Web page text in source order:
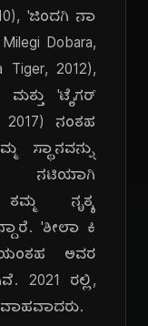
'ಜಿಂದಗಿ ನಾ
Dobara,
2012),
'ಟೈಗರ್
ನಂತಹ
ಸ್ಥಾನವನ್ನು
ನಟಿಯಾಗಿ
ನೃತ್ಯ
'ಶೀಲಾ ಕಿ
ಅವರ
2021 ರಲ್ಲಿ,